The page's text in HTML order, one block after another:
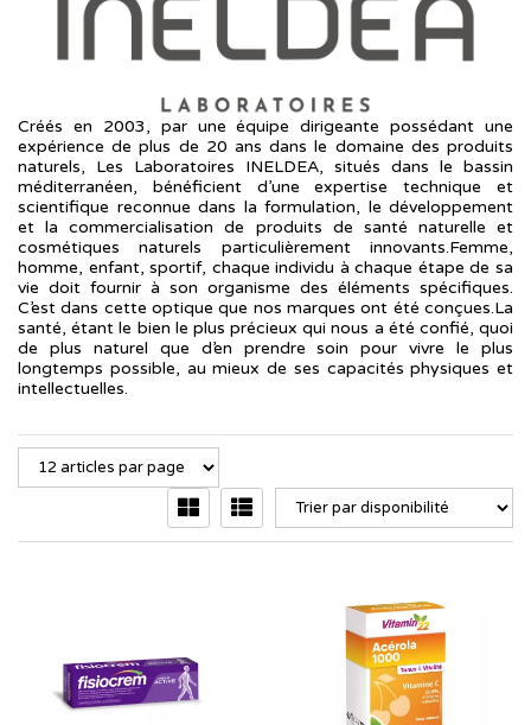
Créés en 2003, par une équipe dirigeante possédant une
expérience de plus de 20 ans dans le domaine des produits
naturels, Les Laboratoires INELDEA, situés dans le bassin
méditerranéen, bénéficient d’une expertise technique et
scientifique reconnue dans la formulation, le développement
et la commercialisation de produits de santé naturelle et
cosmétiques naturels particulièrement innovants.Femme,
homme, enfant, sportif, chaque individu à chaque étape de sa
vie doit fournir à son organisme des éléments spécifiques.
C’est dans cette optique que nos marques ont été conçues.La
santé, étant le bien le plus précieux qui nous a été confié, quoi
de plus naturel que d’en prendre soin pour vivre le plus
longtemps possible, au mieux de ses capacités physiques et
intellectuelles.